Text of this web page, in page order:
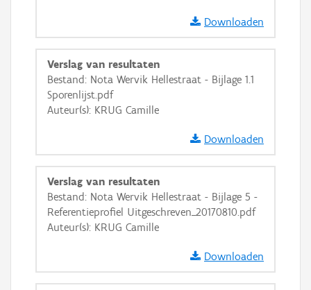
Downloaden
Verslag van resultaten
Bestand: Nota Wervik Hellestraat - Bijlage 1.1
Sporenlijst.pdf
Auteur(s): KRUG Camille
Downloaden
Verslag van resultaten
Bestand: Nota Wervik Hellestraat - Bijlage 5 -
Referentieprofiel Uitgeschreven_20170810.pdf
Auteur(s): KRUG Camille
Downloaden